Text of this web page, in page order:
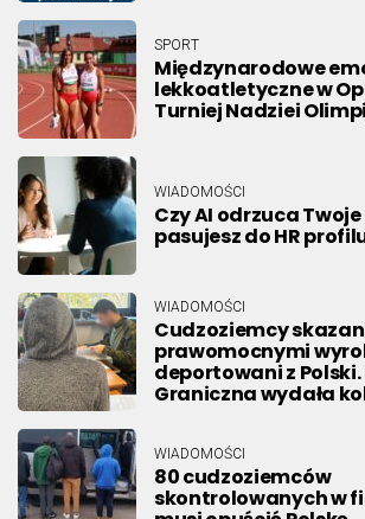
SPORT
Międzynarodowe
lekkoatletyczne w
Turniej Nadziei
WIADOMOŚCI
Czy AI odrzuca Twoje
pasujesz do HR
WIADOMOŚCI
Cudzoziemcy
prawomocnymi
deportowani z Polski.
Graniczna wydała
WIADOMOŚCI
80 cudzoziemców
skontrolowanych w